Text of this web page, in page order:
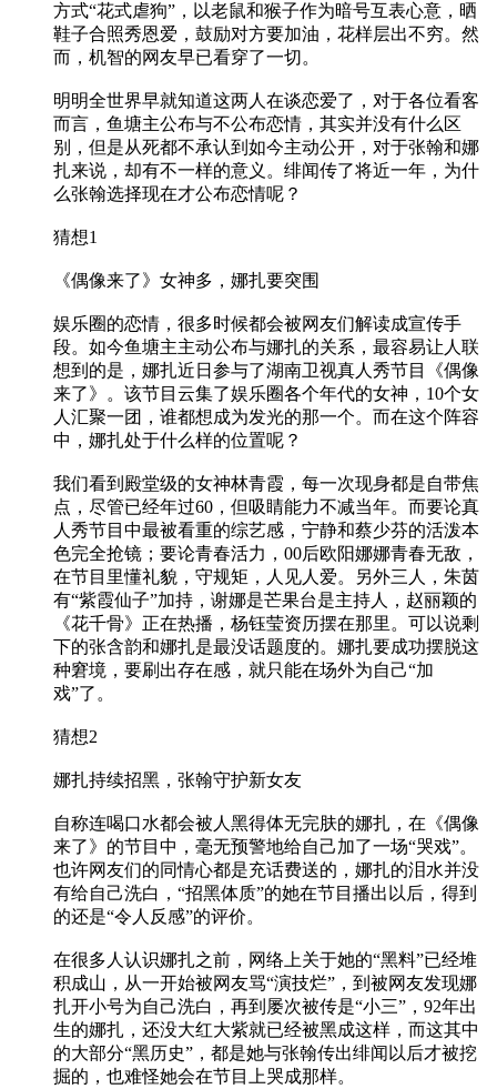
方式“花式虐狗”，以老鼠和猴子作为暗号互表心意，晒
鞋子合照秀恩爱，鼓励对方要加油，花样层出不穷。然
而，机智的网友早已看穿了一切。
明明全世界早就知道这两人在谈恋爱了，对于各位看客
而言，鱼塘主公布与不公布恋情，其实并没有什么区
别，但是从死都不承认到如今主动公开，对于张翰和娜
扎来说，却有不一样的意义。绯闻传了将近一年，为什
么张翰选择现在才公布恋情呢？
猜想1
《偶像来了》女神多，娜扎要突围
娱乐圈的恋情，很多时候都会被网友们解读成宣传手
段。如今鱼塘主主动公布与娜扎的关系，最容易让人联
想到的是，娜扎近日参与了湖南卫视真人秀节目《偶像
来了》。该节目云集了娱乐圈各个年代的女神，10个女
人汇聚一团，谁都想成为发光的那一个。而在这个阵容
中，娜扎处于什么样的位置呢？
我们看到殿堂级的女神林青霞，每一次现身都是自带焦
点，尽管已经年过60，但吸睛能力不减当年。而要论真
人秀节目中最被看重的综艺感，宁静和蔡少芬的活泼本
色完全抢镜；要论青春活力，00后欧阳娜娜青春无敌，
在节目里懂礼貌，守规矩，人见人爱。另外三人，朱茵
有“紫霞仙子”加持，谢娜是芒果台是主持人，赵丽颖的
《花千骨》正在热播，杨钰莹资历摆在那里。可以说剩
下的张含韵和娜扎是最没话题度的。娜扎要成功摆脱这
种窘境，要刷出存在感，就只能在场外为自己“加
戏”了。
猜想2
娜扎持续招黑，张翰守护新女友
自称连喝口水都会被人黑得体无完肤的娜扎，在《偶像
来了》的节目中，毫无预警地给自己加了一场“哭戏”。
也许网友们的同情心都是充话费送的，娜扎的泪水并没
有给自己洗白，“招黑体质”的她在节目播出以后，得到
的还是“令人反感”的评价。
在很多人认识娜扎之前，网络上关于她的“黑料”已经堆
积成山，从一开始被网友骂“演技烂”，到被网友发现娜
扎开小号为自己洗白，再到屡次被传是“小三”，92年出
生的娜扎，还没大红大紫就已经被黑成这样，而这其中
的大部分“黑历史”，都是她与张翰传出绯闻以后才被挖
掘的，也难怪她会在节目上哭成那样。